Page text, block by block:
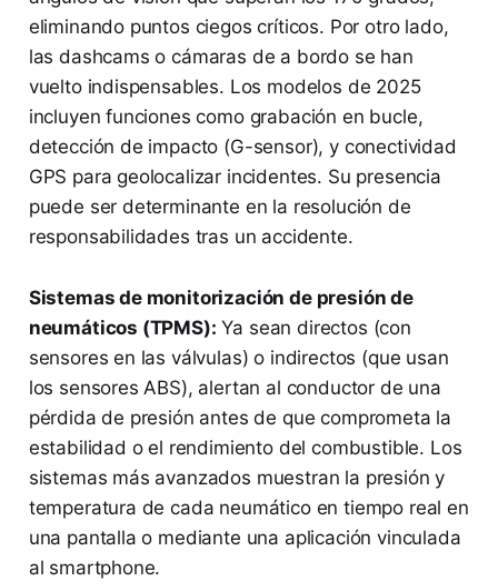
eliminando puntos ciegos críticos. Por otro lado,
las dashcams o cámaras de a bordo se han
vuelto indispensables. Los modelos de 2025
incluyen funciones como grabación en bucle,
detección de impacto (G-sensor), y conectividad
GPS para geolocalizar incidentes. Su presencia
puede ser determinante en la resolución de
responsabilidades tras un accidente.
Sistemas de monitorización de presión de
neumáticos (TPMS): Ya sean directos (con
sensores en las válvulas) o indirectos (que usan
los sensores ABS), alertan al conductor de una
pérdida de presión antes de que comprometa la
estabilidad o el rendimiento del combustible. Los
sistemas más avanzados muestran la presión y
temperatura de cada neumático en tiempo real en
una pantalla o mediante una aplicación vinculada
al smartphone.